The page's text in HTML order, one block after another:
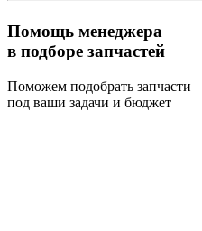
Помощь менеджера
в подборе запчастей
Поможем подобрать запчасти
под ваши задачи и бюджет